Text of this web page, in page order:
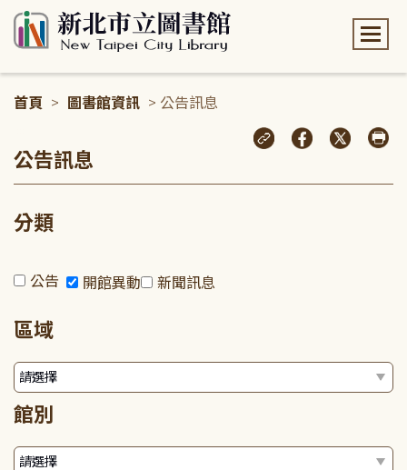
首頁 > 圖書館資訊 > 公告訊息
公告訊息
分類
公告 開館異動 新聞訊息
區域
館別